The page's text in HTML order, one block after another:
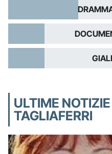
ULTIME
TAGLIAFERRI